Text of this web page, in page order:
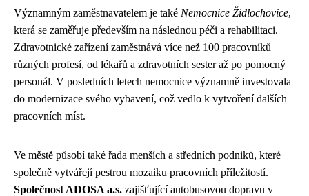
Významným zaměstnavatelem je také Nemocnice Židlochovice,
která se zaměřuje především na následnou péči a rehabilitaci.
Zdravotnické zařízení zaměstnává více než 100 pracovníků
různých profesí, od lékařů a zdravotních sester až po pomocný
personál. V posledních letech nemocnice významně investovala
do modernizace svého vybavení, což vedlo k vytvoření dalších
pracovních míst.
Ve městě působí také řada menších a středních podniků, které
společně vytvářejí pestrou mozaiku pracovních příležitostí.
Společnost ADOSA a.s. zajišťující autobusovou dopravu v